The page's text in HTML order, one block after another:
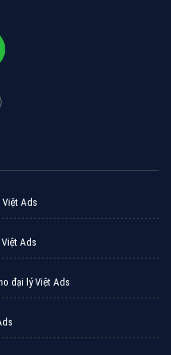
Việt Ads
Ads
đại lý Việt Ads